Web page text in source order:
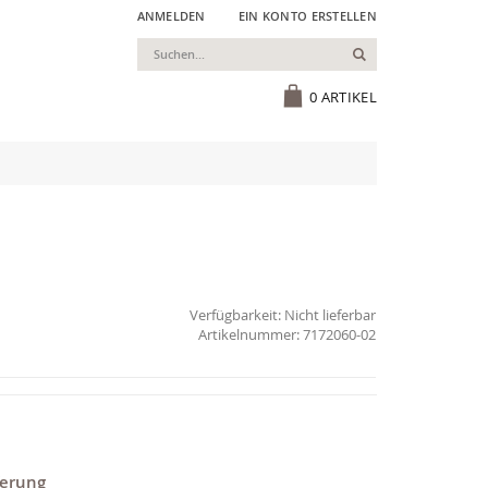
ANMELDEN EIN KONTO ERSTELLEN
0 ARTIKEL
Suchen
Verfügbarkeit: Nicht lieferbar
7172060-02